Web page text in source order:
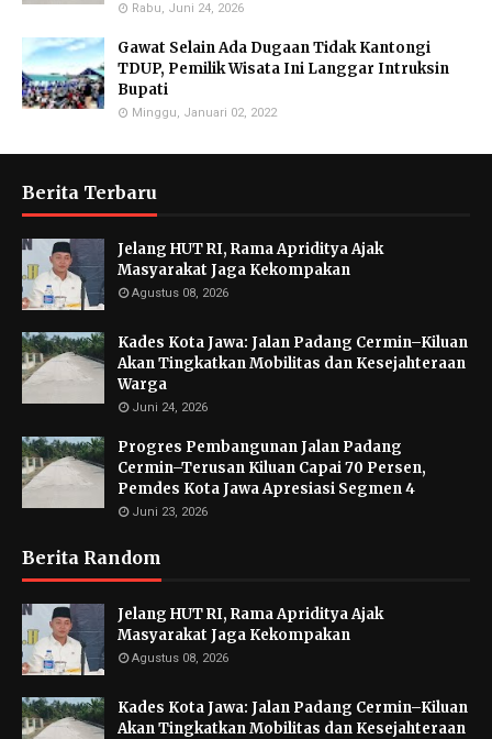
Rabu, Juni 24, 2026
Gawat Selain Ada Dugaan Tidak Kantongi
TDUP, Pemilik Wisata Ini Langgar Intruksin
Bupati
Minggu, Januari 02, 2022
Berita Terbaru
Jelang HUT RI, Rama Apriditya Ajak
Masyarakat Jaga Kekompakan
Agustus 08, 2026
Kades Kota Jawa: Jalan Padang Cermin–Kiluan
Akan Tingkatkan Mobilitas dan Kesejahteraan
Warga
Juni 24, 2026
Progres Pembangunan Jalan Padang
Cermin–Terusan Kiluan Capai 70 Persen,
Pemdes Kota Jawa Apresiasi Segmen 4
Juni 23, 2026
Berita Random
Jelang HUT RI, Rama Apriditya Ajak
Masyarakat Jaga Kekompakan
Agustus 08, 2026
Kades Kota Jawa: Jalan Padang Cermin–Kiluan
Akan Tingkatkan Mobilitas dan Kesejahteraan